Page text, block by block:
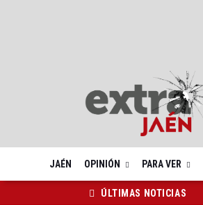
JAÉN OPINIÓN PARA VER
ÚLTIMAS NOTICIAS